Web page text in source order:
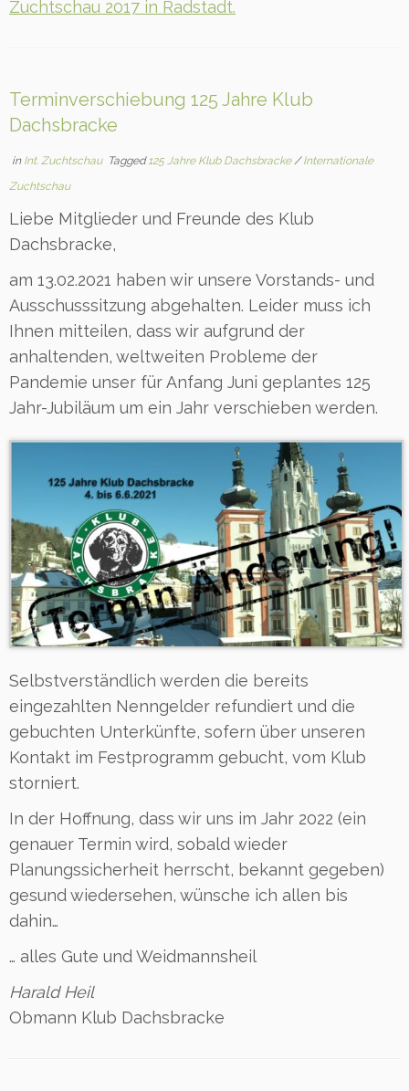
Zuchtschau 2017 in Radstadt.
Terminverschiebung 125 Jahre Klub
Dachsbracke
in Int. Zuchtschau Tagged 125 Jahre Klub Dachsbracke /Internationale
Zuchtschau
Liebe Mitglieder und Freunde des Klub
Dachsbracke,
am 13.02.2021 haben wir unsere Vorstands- und
Ausschusssitzung abgehalten. Leider muss ich
Ihnen mitteilen, dass wir aufgrund der
anhaltenden, weltweiten Probleme der
Pandemie unser für Anfang Juni geplantes 125
Jahr-Jubiläum um ein Jahr verschieben werden.
Selbstverständlich werden die bereits
eingezahlten Nenngelder refundiert und die
gebuchten Unterkünfte, sofern über unseren
Kontakt im Festprogramm gebucht, vom Klub
storniert.
In der Hoffnung, dass wir uns im Jahr 2022 (ein
genauer Termin wird, sobald wieder
Planungssicherheit herrscht, bekannt gegeben)
gesund wiedersehen, wünsche ich allen bis
dahin…
… alles Gute und Weidmannsheil
Harald Heil
Obmann Klub Dachsbracke